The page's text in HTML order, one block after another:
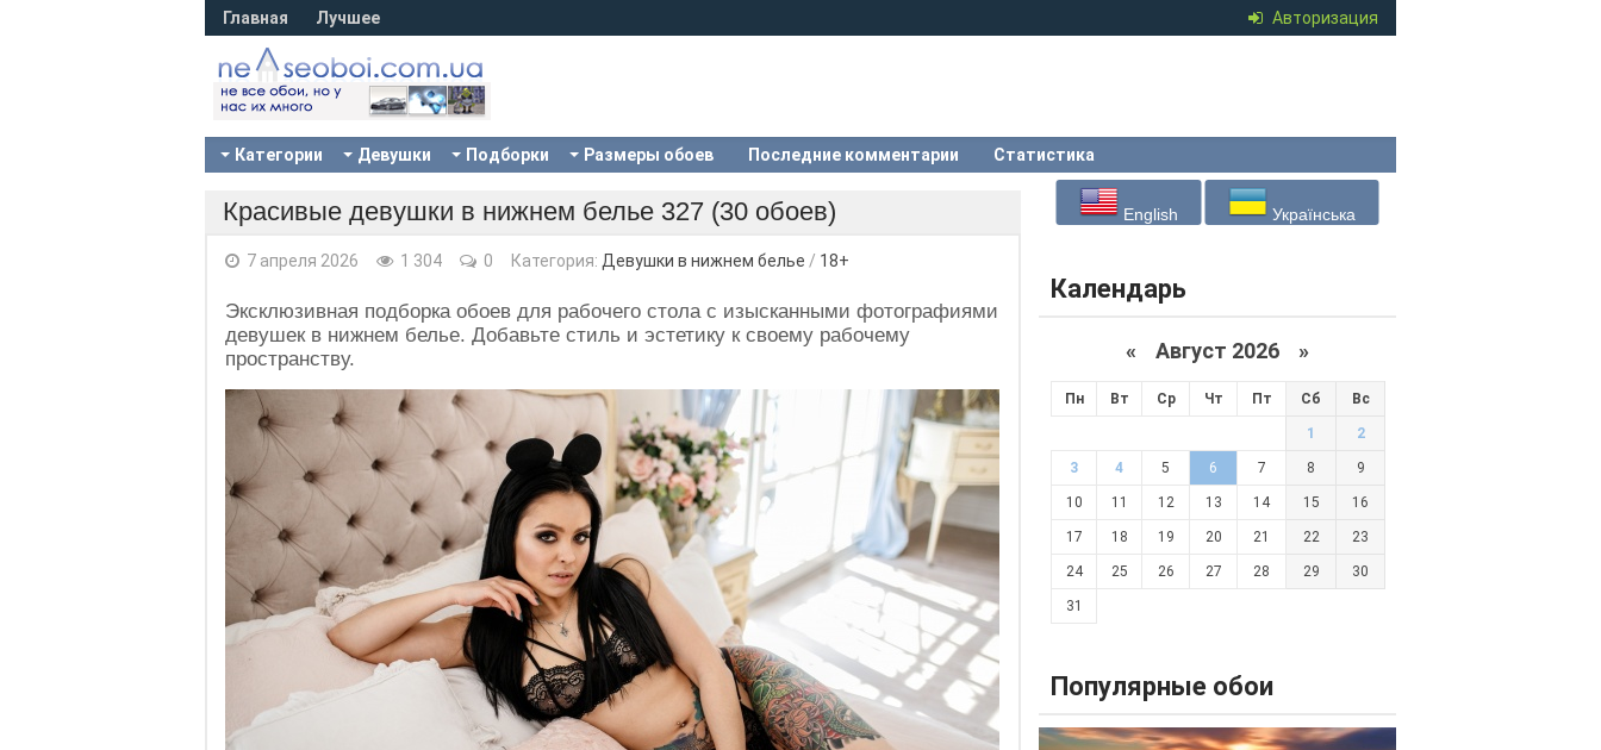
Авторизация
Главная Лучшее
Категории Девушки Подборки Размеры обоев Последние комментарии Статистика
Красивые девушки в нижнем белье 327 (30 обоев)
7 апреля 2026 1 304 0 Категория: Девушки в нижнем белье / 18+
Эксклюзивная подборка обоев для рабочего стола с изысканными фотографиями
девушек в нижнем белье. Добавьте стиль и эстетику к своему рабочему
пространству.
English Українська
Календарь
« Август 2026 »
Пн Вт Ср Чт Пт Сб Вс
1 2
3 4 5 6 7 8 9
10 11 12 13 14 15 16
17 18 19 20 21 22 23
24 25 26 27 28 29 30
31
Популярные обои